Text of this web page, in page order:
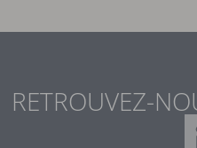
RETROUVEZ-